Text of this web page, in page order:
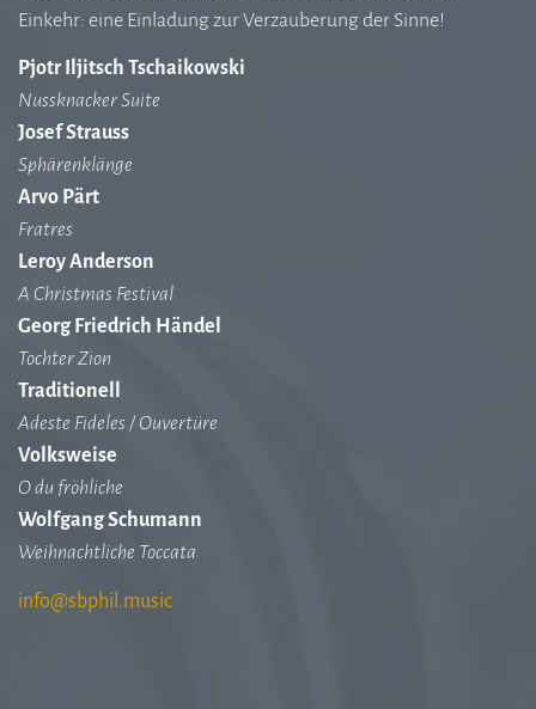
Einkehr: eine Einladung zur Verzauberung der Sinne!
Pjotr Iljitsch Tschaikowski
Nussknacker Suite
Josef Strauss
Sphärenklänge
Arvo Pärt
Fratres
Leroy Anderson
A Christmas Festival
Georg Friedrich Händel
Tochter Zion
Traditionell
Adeste Fideles / Ouvertüre
Volksweise
O du fröhliche
Wolfgang Schumann
Weihnachtliche Toccata